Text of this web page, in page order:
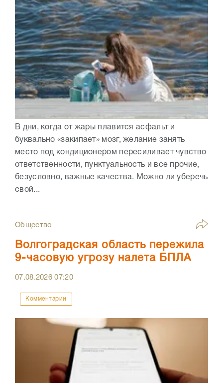
В дни, когда от жары плавится асфальт и
буквально «закипает» мозг, желание занять
место под кондиционером пересиливает чувство
ответственности, пунктуальность и все прочие,
безусловно, важные качества. Можно ли уберечь
свой...
Общество
Волгоградская область пережила
9-часовую угрозу налета БПЛА
07.08.202607:20
Комментарии